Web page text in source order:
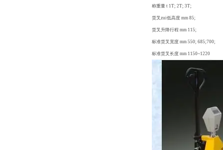
称重量 t 1T; 2T; 3T;
货叉zui低高度 mm 85;
货叉升降行程 mm 115;
标准货叉宽度 mm 550; 685;700;
标准货叉长度 mm 1150~1220